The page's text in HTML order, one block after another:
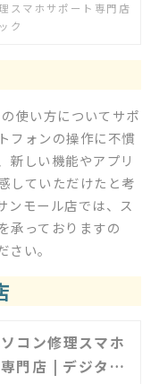
いが分からない、エク
ラフにしたい、パソコ
い。
スマホサポート専門店
ク
使い方についてサポ
フォンの操作に不慣
新しい機能やアプリ
していただけたと考
ンモール店では、ス
承っておりますの
い。
コン修理スマホ
門店 | デジタル